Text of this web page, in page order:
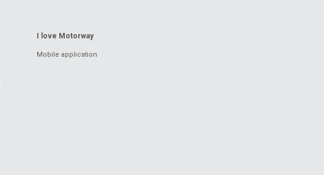
I love Motorway
Mobile application